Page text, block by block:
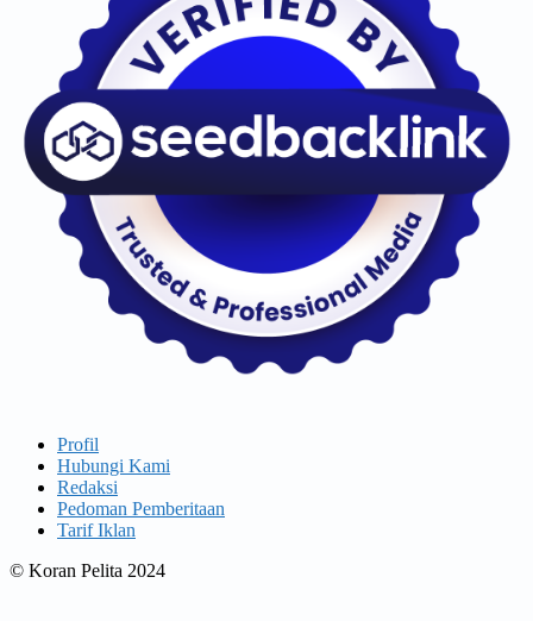
Profil
Hubungi Kami
Redaksi
Pedoman Pemberitaan
Tarif Iklan
© Koran Pelita 2024